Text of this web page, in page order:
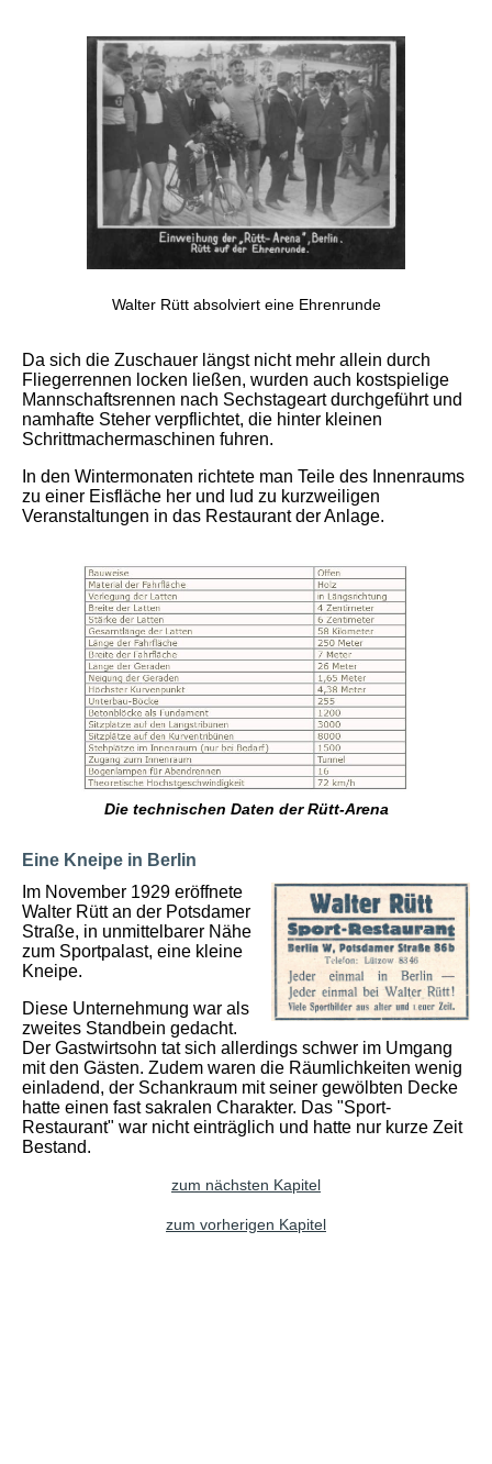
Walter Rütt absolviert eine Ehrenrunde
Da sich die Zuschauer längst nicht mehr allein durch
Fliegerrennen locken ließen, wurden auch kostspielige
Mannschaftsrennen nach Sechstageart durchgeführt und
namhafte Steher verpflichtet, die hinter kleinen
Schrittmachermaschinen fuhren.
In den Wintermonaten richtete man Teile des Innenraums
zu einer Eisfläche her und lud zu kurzweiligen
Veranstaltungen in das Restaurant der Anlage.
Die technischen Daten der Rütt-Arena
Eine Kneipe in Berlin
Im November 1929 eröffnete
Walter Rütt an der Potsdamer
Straße, in unmittelbarer Nähe
zum Sportpalast, eine kleine
Kneipe.
Diese Unternehmung war als
zweites Standbein gedacht.
Der Gastwirtsohn tat sich allerdings schwer im Umgang
mit den Gästen. Zudem waren die Räumlichkeiten wenig
einladend, der Schankraum mit seiner gewölbten Decke
hatte einen fast sakralen Charakter. Das "Sport-
Restaurant" war nicht einträglich und hatte nur kurze Zeit
Bestand.
zum nächsten Kapitel
zum vorherigen Kapitel